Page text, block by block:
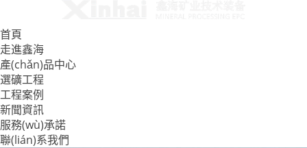
首頁
走進鑫海
產(chǎn)品中心
選礦工程
工程案例
新聞資訊
服務(wù)承諾
聯(lián)系我們